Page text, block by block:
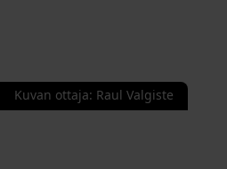
Kuvan ottaja: Raul Valgiste